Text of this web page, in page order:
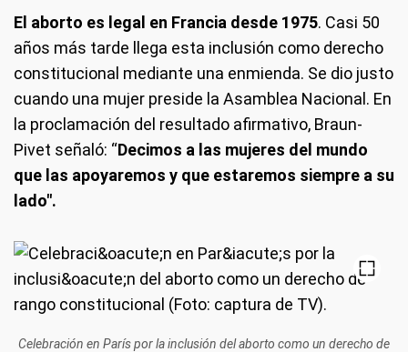
El aborto es legal en Francia desde 1975. Casi 50
años más tarde llega esta inclusión como derecho
constitucional mediante una enmienda. Se dio justo
cuando una mujer preside la Asamblea Nacional. En
la proclamación del resultado afirmativo, Braun-
Pivet señaló: “Decimos a las mujeres del mundo
que las apoyaremos y que estaremos siempre a su
lado".
Celebración en París por la inclusión del aborto como un derecho de